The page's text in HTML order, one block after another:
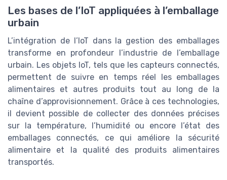
Les bases de l’IoT appliquées à l’emballage
urbain
L’intégration de l’IoT dans la gestion des emballages
transforme en profondeur l’industrie de l’emballage
urbain. Les objets IoT, tels que les capteurs connectés,
permettent de suivre en temps réel les emballages
alimentaires et autres produits tout au long de la
chaîne d’approvisionnement. Grâce à ces technologies,
il devient possible de collecter des données précises
sur la température, l’humidité ou encore l’état des
emballages connectés, ce qui améliore la sécurité
alimentaire et la qualité des produits alimentaires
transportés.